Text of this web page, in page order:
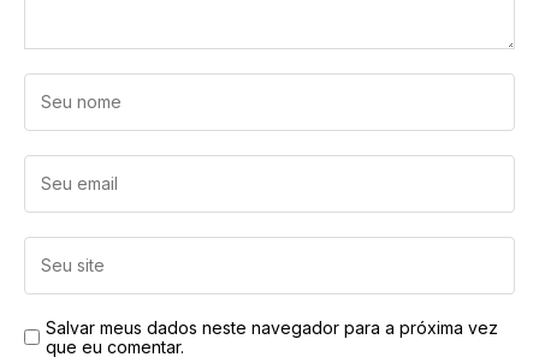
Salvar meus dados neste navegador para a próxima vez
que eu comentar.